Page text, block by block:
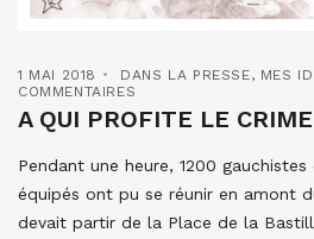
1 MAI 2018 DANS LA PRESSE, MES
COMMENTAIRES
A QUI PROFITE LE
Pendant une heure, 1200
équipés ont pu se réunir en amont
devait partir de la Place de la